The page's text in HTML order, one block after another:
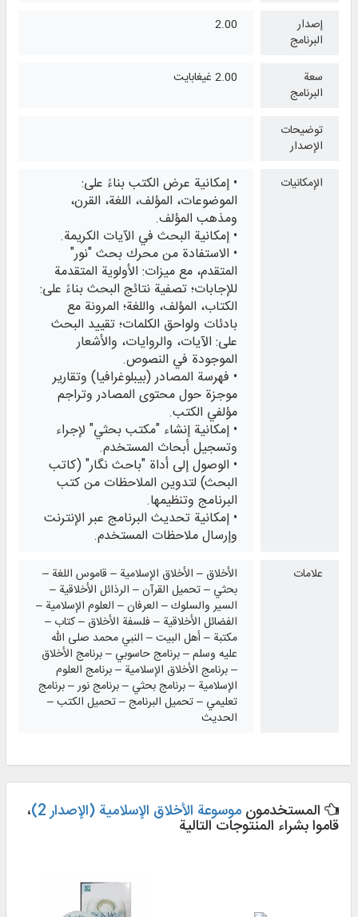
إصدار
البرنامج
2.00
سعة
البرنامج
2.00 غيغابايت
توضيحات
الإصدار
الإمكانيات
• إمكانية عرض الكتب بناءً على:
الموضوعات، المؤلف، اللغة، القرن،
ومذهب المؤلف.
• إمكانية البحث في الآيات الكريمة.
• الاستفادة من محرك بحث "نور"
المتقدم، مع ميزات: الأولوية المتقدمة
للإجابات؛ تصفية نتائج البحث بناءً على:
الكتاب، المؤلف، واللغة؛ المرونة مع
بادئات ولواحق الكلمات؛ تقييد البحث
على: الآيات، والروايات، والأشعار
الموجودة في النصوص.
• فهرسة المصادر (بيبلوغرافيا) وتقارير
موجزة حول محتوى المصادر وتراجم
مؤلفي الكتب.
• إمكانية إنشاء "مكتب بحثي" لإجراء
وتسجيل أبحاث المستخدم.
• الوصول إلى أداة "باحث نگار" (كاتب
البحث) لتدوين الملاحظات من كتب
البرنامج وتنظيمها.
• إمكانية تحديث البرنامج عبر الإنترنت
وإرسال ملاحظات المستخدم.
علامات
الأخلاق – الأخلاق الإسلامية – قاموس اللغة –
بحثي – تحميل القرآن – الرذائل الأخلاقية –
السير والسلوك – العرفان – العلوم الإسلامية –
الفضائل الأخلاقية – فلسفة الأخلاق – كتاب –
مكتبة – أهل البيت – النبي محمد صلى الله
عليه وسلم – برنامج حاسوبي – برنامج الأخلاق
– برنامج الأخلاق الإسلامية – برنامج العلوم
الإسلامية – برنامج بحثي – برنامج نور – برنامج
تعليمي – تحميل البرنامج – تحميل الكتب –
الحديث
المستخدمون موسوعة الأخلاق الإسلامیة (الإصدار 2) ،
قاموا بشراء المنتوجات التالية